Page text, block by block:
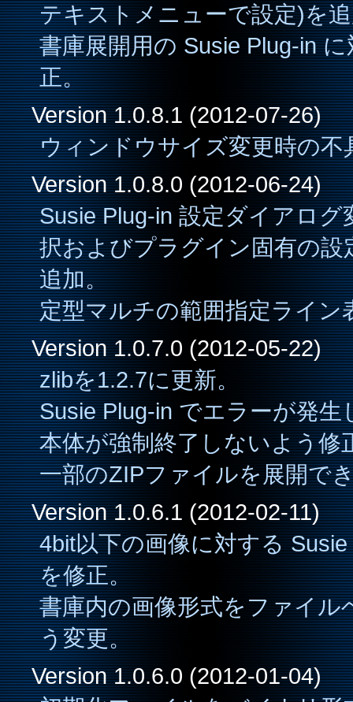
テキストメニューで設定)を
書庫展開用の Susie Plug-in
正。
Version 1.0.8.1 (2012-07-26)
ウィンドウサイズ変更時の不
Version 1.0.8.0 (2012-06-24)
Susie Plug-in 設定ダイアロ
択およびプラグイン固有の
追加。
定型マルチの範囲指定ライン
Version 1.0.7.0 (2012-05-22)
zlibを1.2.7に更新。
Susie Plug-in でエラーが発
本体が強制終了しないよう修
一部のZIPファイルを展開で
Version 1.0.6.1 (2012-02-11)
4bit以下の画像に対する
を修正。
書庫内の画像形式をファイル
う変更。
Version 1.0.6.0 (2012-01-04)